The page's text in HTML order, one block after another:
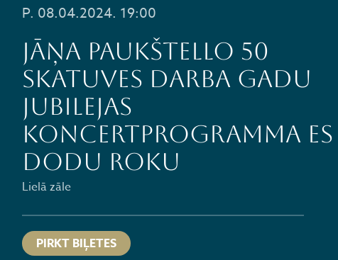
P. 08.04.2024. 19:00
Jāņa Paukštello 50
skatuves darba gadu
jubilejas
koncertprogramma ES
DODU ROKU
Lielā zāle
PIRKT BIĻETES